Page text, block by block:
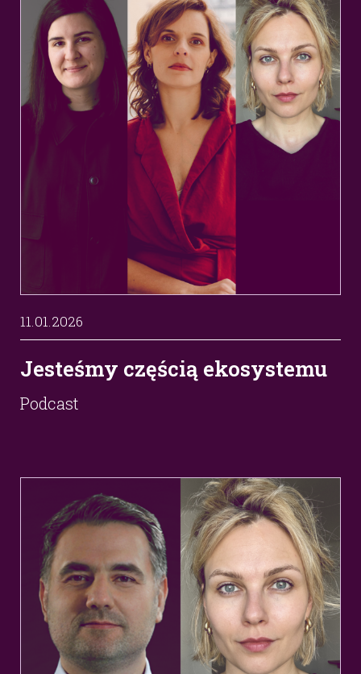
11.01.2026
Jesteśmy częścią ekosystemu
Podcast